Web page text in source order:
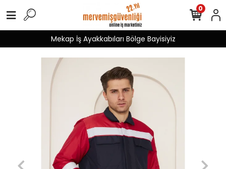
Mekap İş Ayakkabıları Bölge Bayisiyiz
0